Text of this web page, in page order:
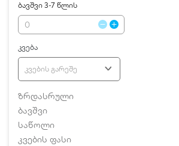
ბავშვი 3-7 წლის
კვება
კვების გარეშე
ზრდასრული
ბავშვი
საწოლი
კვების ფასი